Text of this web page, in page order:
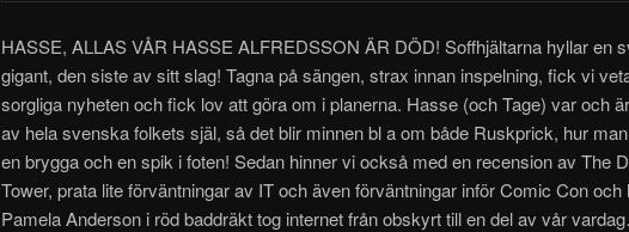
HASSE, ALLAS VÅR HASSE ALFREDSSON ÄR DÖD! Soffhjältarna hyllar en
gigant, den siste av sitt slag! Tagna på sängen, strax innan inspelning, fick vi
sorgliga nyheten och fick lov att göra om i planerna. Hasse (och Tage) var och
av hela svenska folkets själ, så det blir minnen bl a om både Ruskprick, hur
en brygga och en spik i foten! Sedan hinner vi också med en recension av The
Tower, prata lite förväntningar av IT och även förväntningar inför Comic Con och
Pamela Anderson i röd baddräkt tog internet från obskyrt till en del av vår